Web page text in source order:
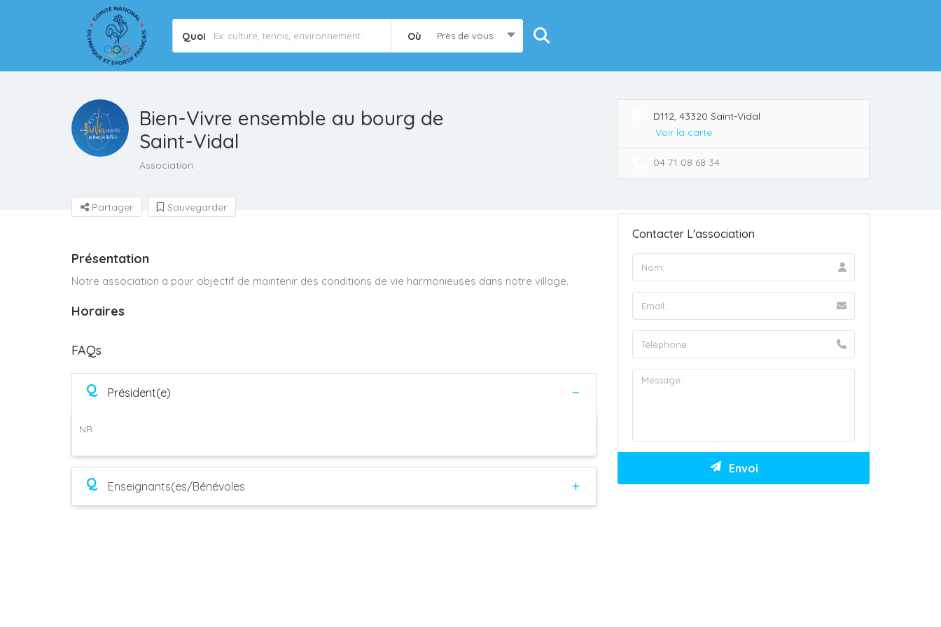
Quoi Où Près de vous
Bien-Vivre ensemble au bourg de
Saint-Vidal
Association
Partager Sauvegarder
Présentation
Notre association a pour objectif de maintenir des conditions de vie harmonieuses dans notre village.
Horaires
FAQs
Q Président(e)
NR
Q Enseignants(es/Bénévoles
D112, 43320 Saint-Vidal
Voir la carte
04 71 08 68 34
Contacter L'association